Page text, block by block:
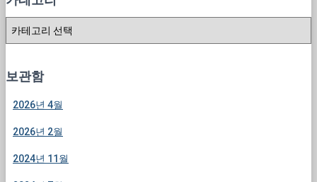
리
보관함
2026년 4월
2026년 2월
2024년 11월